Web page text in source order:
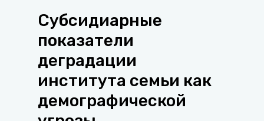
Субсидиарные
показатели
деградации
института семьи как
демографической